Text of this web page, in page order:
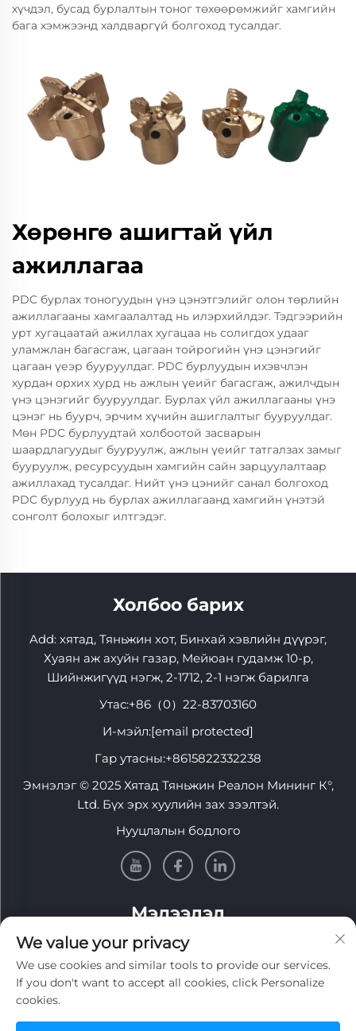
хүчдэл, бусад бурлалтын тоног төхөөрөмжийг хамгийн
бага хэмжээнд халдваргүй болгоход тусалдаг.
Хөрөнгө ашигтай үйл
ажиллагаа
PDC бурлах тоногуудын үнэ цэнэтгэлийг олон төрлийн
ажиллагааны хамгаалалтад нь илэрхийлдэг. Тэдгээрийн
урт хугацаатай ажиллах хугацаа нь солигдох удааг
уламжлан багасгаж, цагаан тойрогийн үнэ цэнэгийг
цагаан үеэр бууруулдаг. PDC бурлуудын ихэвчлэн
хурдан орхих хурд нь ажлын үеийг багасгаж, ажилчдын
үнэ цэнэгийг бууруулдаг. Бурлах үйл ажиллагааны үнэ
цэнэг нь буурч, эрчим хүчийн ашиглалтыг бууруулдаг.
Мөн PDC бурлуудтай холбоотой засварын
шаардлагуудыг бууруулж, ажлын үеийг татгалзах замыг
бууруулж, ресурсуудын хамгийн сайн зарцуулалтаар
ажиллахад тусалдаг. Нийт үнэ цэнийг санал болгоход
PDC бурлууд нь бурлах ажиллагаанд хамгийн үнэтэй
сонголт болохыг илтгэдэг.
Холбоо барих
Add: хятад, Тяньжин хот, Бинхай хэвлийн дүүрэг,
Хуаян аж ахуйн газар, Мейюан гудамж 10-р,
Шийнжигүүд нэгж, 2-1712, 2-1 нэгж барилга
Утас:+86（0）22-83703160
И-мэйл:[email protected]
Гар утасны:+8615822332238
Эмнэлэг © 2025 Хятад Тяньжин Реалон Мининг К°,
Ltd. Бүх эрх хуулийн зах зээлтэй.
Нууцлалын бодлого
Мэдээлэл
Долоо хоног тутмын мэдээллийг авахын тулд
бүртгэнэ үү
We value your privacy
We use cookies and similar tools to provide our services.
If you don't want to accept all cookies, click Personalize
cookies.